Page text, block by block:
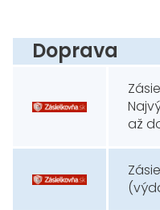
Doprava
až